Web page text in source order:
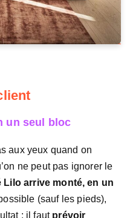
un seul bloc
aux yeux quand on
ne peut pas ignorer le
Lilo arrive monté, en un
(sauf les pieds),
: il faut prévoir